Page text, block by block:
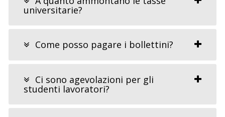
universitarie?
Come posso pagare i bollettini?
Ci sono agevolazioni per gli
studenti lavoratori?